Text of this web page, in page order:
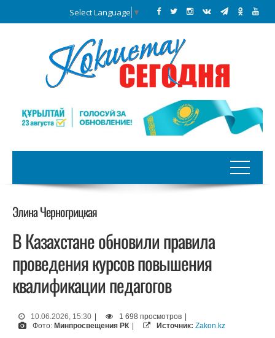
Select Language ▼
Элина Черногрицкая
В Казахстане обновили правила
проведения курсов повышения
квалификации педагогов
10.06.2026, 15:30 1 698 просмотров
Фото: Минпросвещения РК Источник: Zakon.kz